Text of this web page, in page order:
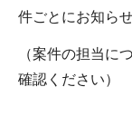
件ごとにお知ら
（案件の担当に
確認ください）